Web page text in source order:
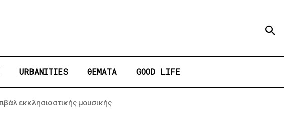
URBANITIES ΘΕΜΑΤΑ GOOD LIFE
εκκλησιαστικής μουσικής